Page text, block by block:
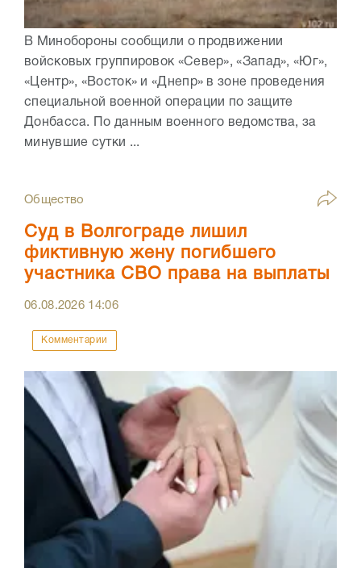
В Минобороны сообщили о продвижении
войсковых группировок «Север», «Запад», «Юг»,
«Центр», «Восток» и «Днепр» в зоне проведения
специальной военной операции по защите
Донбасса. По данным военного ведомства, за
минувшие сутки ...
Общество
Суд в Волгограде лишил
фиктивную жену погибшего
участника СВО права на выплаты
06.08.2026 14:06
Комментарии